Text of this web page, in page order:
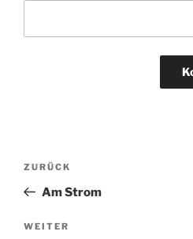
Beitragsnavigation
Vorheriger
Beitrag
ZURÜCK
Am Strom
Nächster
WEITER